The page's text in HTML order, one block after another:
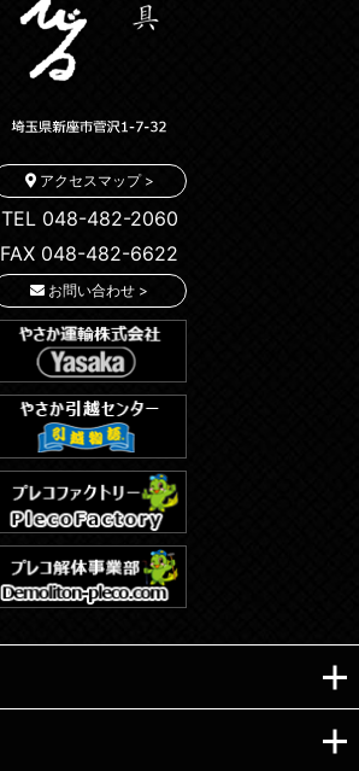
アクセスマップ >
TEL 048-482-2060
FAX 048-482-6622
お問い合わせ >